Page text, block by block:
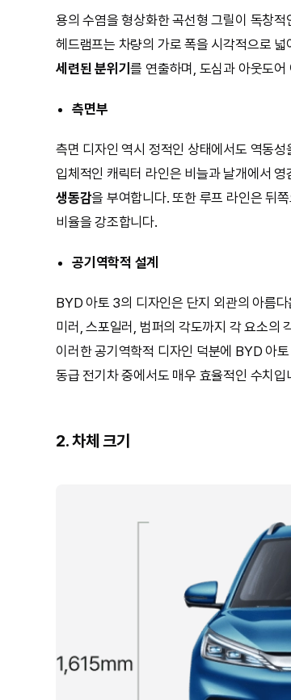
용의 수염을 형상화한 곡선형 그릴이 독창
헤드램프는 차량의 가로 폭을 시각적으로
세련된 분위기를 연출하며, 도심과 아웃도
측면부
측면 디자인 역시 정적인 상태에서도 역동
입체적인 캐릭터 라인은 비늘과 날개에서
생동감을 부여합니다. 또한 루프 라인은 뒤
비율을 강조합니다.
공기역학적 설계
BYD 아토 3의 디자인은 단지 외관의 아름
미러, 스포일러, 범퍼의 각도까지 각 요소의
이러한 공기역학적 디자인 덕분에 BYD 아
동급 전기차 중에서도 매우 효율적인 수치입
2. 차체 크기